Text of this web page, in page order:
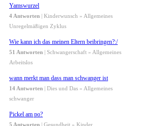
Yamswurzel
4 Antworten | Kinderwunsch » Allgemeines
Unregelmäßigen Zyklus
Wie kann ich das meinen Eltern beibringen?:/
51 Antworten | Schwangerschaft » Allgemeines
Arbeitslos
wann merkt man dass man schwanger ist
14 Antworten | Dies und Das » Allgemeines
schwanger
Pickel am po?
5 Antworten | Gesundheit » Kinder